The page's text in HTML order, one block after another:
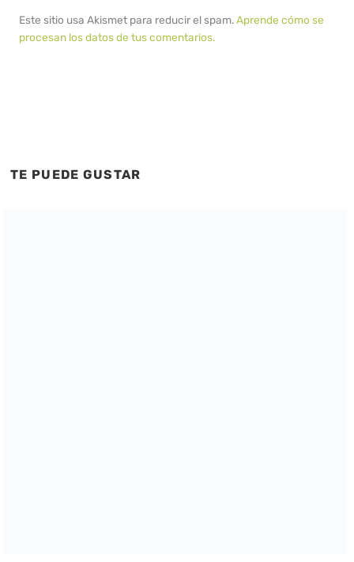
Este sitio usa Akismet para reducir el spam.Aprende cómo se
procesan los datos de tus comentarios.
TE PUEDE GUSTAR